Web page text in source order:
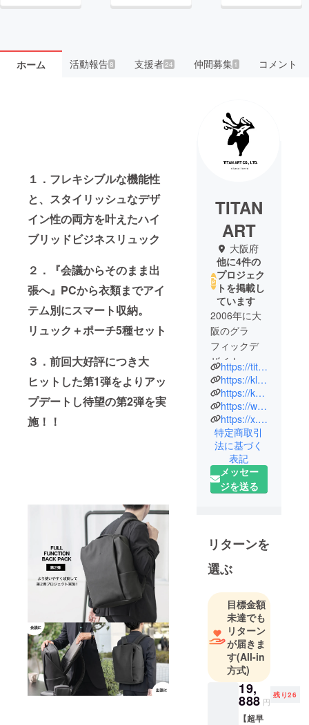
ホーム 活動報告8 支援者24 仲間募集 1 コメント
１． フレキシブルな機能性
と、スタイリッシュなデザ
イン性の両方を叶えたハイ
ブリッドビジネスリュック
２．『会議からそのまま出
張へ』PCから衣類までアイ
テム別にスマート収納。
リュック＋ポーチ5種セット
３．前回大好評につき大
ヒットした第1弾をよりアッ
プデートし待望の第2弾を実
施！！
TITAN
ART
大阪府
他に4件の
プロジェク
トを掲載し
ています
2006年に大
阪のグラ
フィックデ
ザイナー集
団によって
創設された
クリエイ
ティブカン
パニー。
https://titan-art.com/
https://klonklonklon.com/
https://kuronos96.com/
https://www.instagram.com/klon_klon_klon/
https://x.com/KLON_KLON_KLON
特定商取引
法に基づく
表記
メッセー
ジを送る
リターンを
選ぶ
目標金額
未達でも
リターン
が届きま
す(All-in
方式)
19,
888 円
残り26
【超早